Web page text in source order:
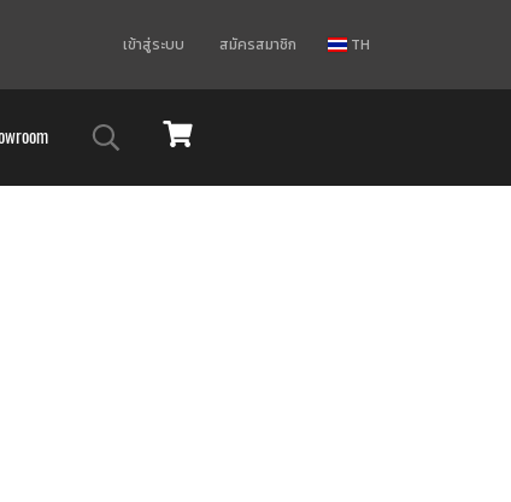
เข้าสู่ระบบ สมัครสมาชิก TH